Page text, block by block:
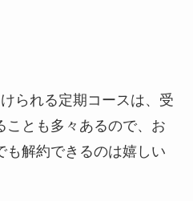
られる定期コースは、受
ことも多々あるので、お
も解約できるのは嬉しい